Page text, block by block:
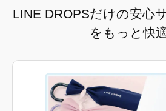
LINE DROPSだけの安心
をもっと快